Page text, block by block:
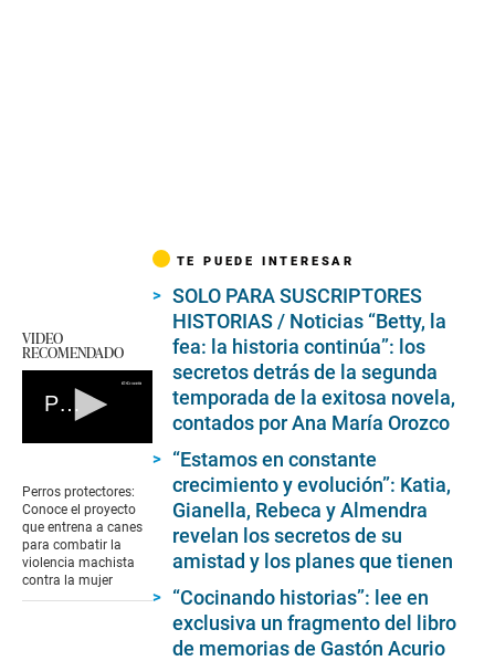
VIDEO
RECOMENDADO
Perros protectores: Conoce el proyecto que entrena a canes para combatir la violencia machista
of
0
seconds
Perros protectores:
Conoce el proyecto
que entrena a canes
para combatir la
violencia machista
contra la mujer
TE PUEDE INTERESAR
SOLO PARA SUSCRIPTORES
HISTORIAS / Noticias “Betty, la
fea: la historia continúa”: los
secretos detrás de la segunda
temporada de la exitosa novela,
contados por Ana María Orozco
“Estamos en constante
crecimiento y evolución”: Katia,
Gianella, Rebeca y Almendra
revelan los secretos de su
amistad y los planes que tienen
“Cocinando historias”: lee en
exclusiva un fragmento del libro
de memorias de Gastón Acurio